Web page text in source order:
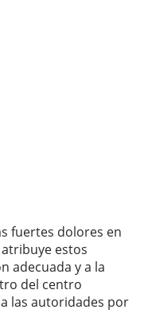
fuertes dolores en
estos
adecuada y a la
del centro
las autoridades por